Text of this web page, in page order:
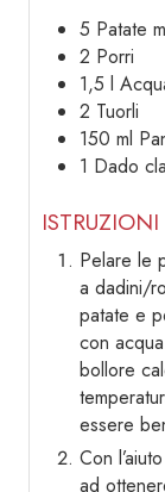
5 Patate
2 Porri
1,5 l
2 Tuorli
150 ml
1 Dado
ISTRUZIONI
Pelare le
a dadini/
patate e
con
bollore
essere
Con
ad